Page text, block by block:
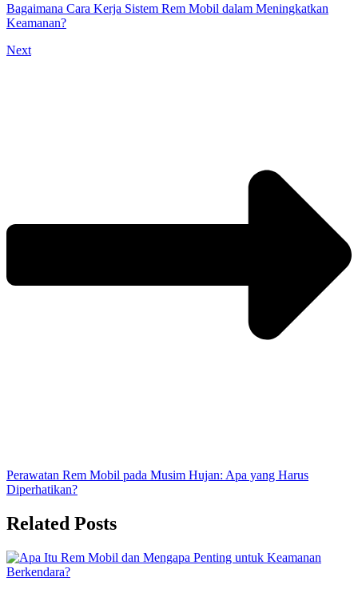
Bagaimana Cara Kerja Sistem Rem Mobil dalam Meningkatkan
Keamanan?
Next
Perawatan Rem Mobil pada Musim Hujan: Apa yang Harus
Diperhatikan?
Related Posts